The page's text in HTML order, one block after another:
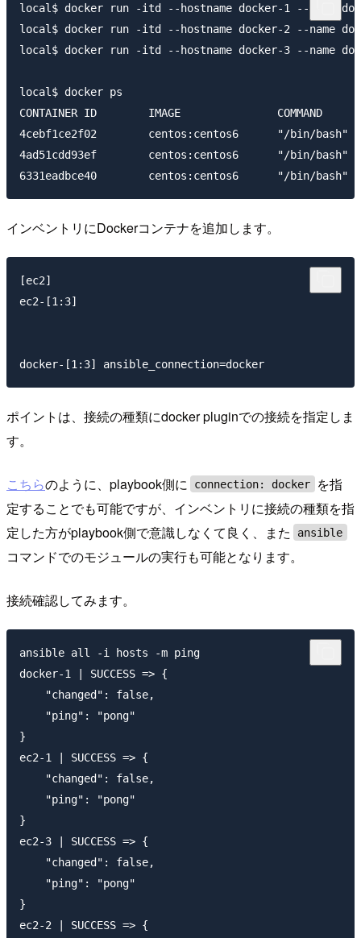
local$ docker run -itd --hostname docker-1 --name
local$ docker run -itd --hostname docker-2 --name
local$ docker run -itd --hostname docker-3 --name
local$ docker ps
CONTAINER ID        IMAGE
4cebf1ce2f02        centos:centos6      "/bin/
4ad51cdd93ef        centos:centos6      "/bin/
インベントリにDockerコンテナを追加します。
[ec2]
ec2-[1:3]
ポイントは、接続の種類にdocker pluginでの接続を指定しま
す。
こちらのように、playbook側に connection: docker
を指
定することでも可能ですが、インベントリに接続の種類を指
定した方がplaybook側で意識しなくて良く、また
ansible
コマンドでのモジュールの実行も可能となります。
接続確認してみます。
ansible all -i hosts -m ping
docker-1 | SUCCESS => {
    "changed": false,
    "ping": "pong"
}
ec2-1 | SUCCESS => {
    "changed": false,
    "ping": "pong"
}
ec2-3 | SUCCESS => {
    "changed": false,
    "ping": "pong"
}
ec2-2 | SUCCESS => {